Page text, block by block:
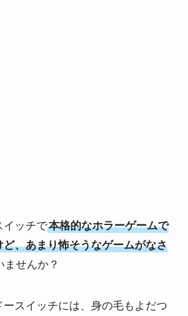
イッチで本格的なホラーゲームで
、あまり怖そうなゲームがなさ
ませんか？
スイッチには、身の毛もよだつ